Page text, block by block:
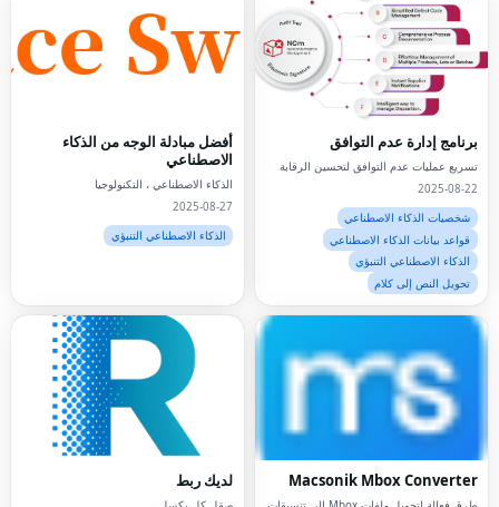
برنامج إدارة عدم التوافق
تسريع عمليات عدم التوافق لتحسين الرقابة
2025-08-22
شخصيات الذكاء الاصطناعي
قواعد بيانات الذكاء الاصطناعي
الذكاء الاصطناعي التنبؤي
تحويل النص إلى كلام
أفضل مبادلة الوجه من الذكاء
الاصطناعي
الذكاء الاصطناعي ، التكنولوجيا
2025-08-27
الذكاء الاصطناعي التنبؤي
Macsonik Mbox Converter لديك ربط